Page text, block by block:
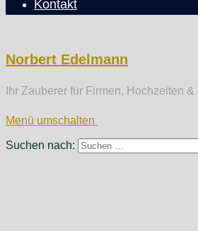
Kontakt
Norbert Edelmann
Ihr Zauberer für Firmen, Hochzeiten &
Menü umschalten
Suchen nach: